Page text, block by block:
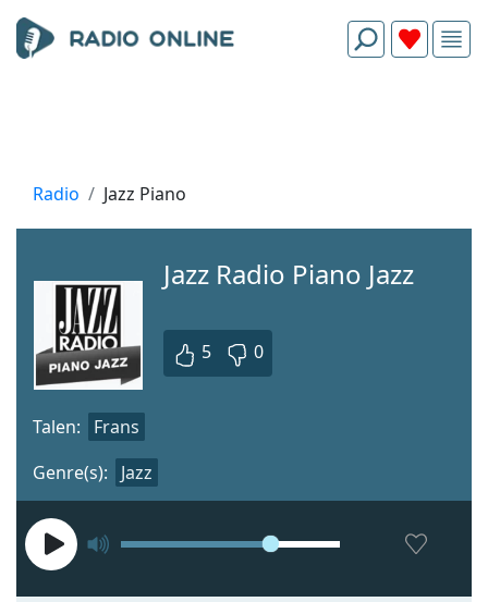
Radio Jazz Piano
Jazz Radio Piano Jazz
5 0
Genre(s): Jazz
Talen: Frans